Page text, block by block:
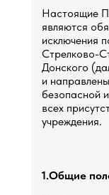
Настоящие
являются
исключения
Стрелково-
Донского
и
безопасной
всех
учреждения.
1.Общие